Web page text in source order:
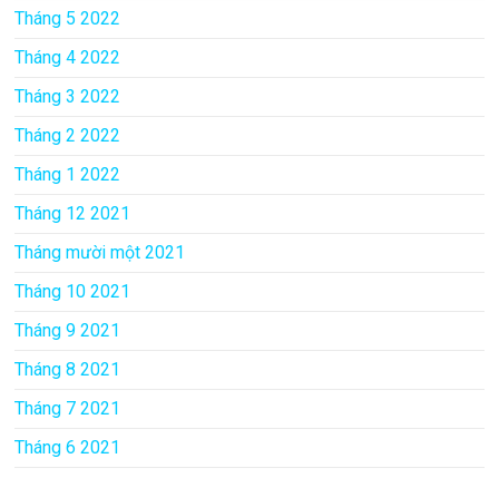
Tháng 5 2022
Tháng 4 2022
Tháng 3 2022
Tháng 2 2022
Tháng 1 2022
Tháng 12 2021
Tháng mười một 2021
Tháng 10 2021
Tháng 9 2021
Tháng 8 2021
Tháng 7 2021
Tháng 6 2021